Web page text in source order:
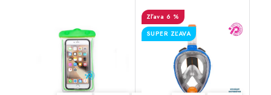
Classic
6 %
SUPER ZĽAVA